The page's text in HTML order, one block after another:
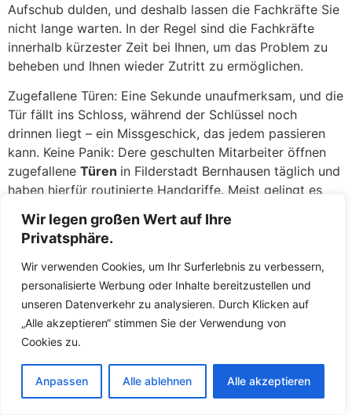
Wir legen großen Wert auf Ihre
Privatsphäre.
Wir verwenden Cookies, um Ihr Surferlebnis zu verbessern,
personalisierte Werbung oder Inhalte bereitzustellen und
unseren Datenverkehr zu analysieren. Durch Klicken auf
„Alle akzeptieren“ stimmen Sie der Verwendung von
Cookies zu.
Anpassen Alle ablehnen Alle akzeptieren
Aufschub dulden, und deshalb lassen die Fachkräfte Sie
nicht lange warten. In der Regel sind die Fachkräfte
innerhalb kürzester Zeit bei Ihnen, um das Problem zu
beheben und Ihnen wieder Zutritt zu ermöglichen.
Zugefallene Türen: Eine Sekunde unaufmerksam, und die
Tür fällt ins Schloss, während der Schlüssel noch
drinnen liegt – ein Missgeschick, das jedem passieren
kann. Keine Panik: Dere geschulten Mitarbeiter öffnen
zugefallene Türen in Filderstadt Bernhausen täglich und
haben hierfür routinierte Handgriffe. Meist gelingt es
Schloss oder an der Tür zu öffnen. Mit
Spezialwerkzeugen wie Türfallenkarten oder
Drahtschlingen greifen die Fachkräfte die Türfalle und
öffnen in wenigen Augenblicken. Sie werden erleichtert
sein, wie schnell und unkompliziert Sie wieder in Ihre
Wohnung gelangen, als wäre nichts gewesen.
Defekte Schlösser: Ein klemmendes oder gebrochenes
Schloss kann ebenso ärgerlich sein. Wenn der Schlüssel
sich nicht mehr drehen lässt, im Schloss abgebrochen